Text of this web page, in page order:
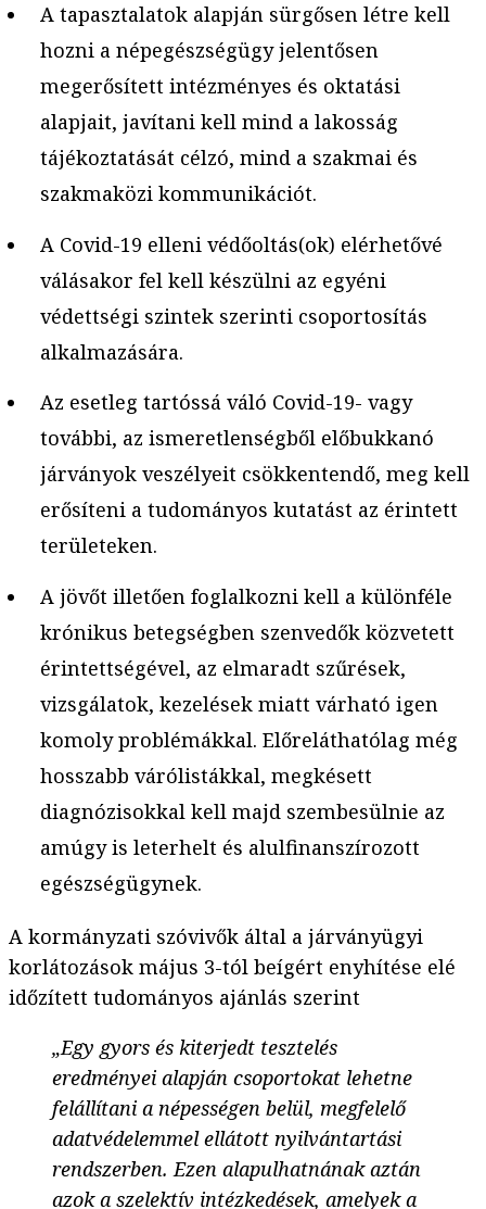
A tapasztalatok alapján sürgősen létre kell
hozni a népegészségügy jelentősen
megerősített intézményes és oktatási
alapjait, javítani kell mind a lakosság
tájékoztatását célzó, mind a szakmai és
szakmaközi kommunikációt.
A Covid-19 elleni védőoltás(ok) elérhetővé
válásakor fel kell készülni az egyéni
védettségi szintek szerinti csoportosítás
alkalmazására.
Az esetleg tartóssá váló Covid-19- vagy
további, az ismeretlenségből előbukkanó
járványok veszélyeit csökkentendő, meg kell
erősíteni a tudományos kutatást az érintett
területeken.
A jövőt illetően foglalkozni kell a különféle
krónikus betegségben szenvedők közvetett
érintettségével, az elmaradt szűrések,
vizsgálatok, kezelések miatt várható igen
komoly problémákkal. Előreláthatólag még
hosszabb várólistákkal, megkésett
diagnózisokkal kell majd szembesülnie az
amúgy is leterhelt és alulfinanszírozott
egészségügynek.
A kormányzati szóvivők által a járványügyi
korlátozások május 3-tól beígért enyhítése elé
időzített tudományos ajánlás szerint
„Egy gyors és kiterjedt tesztelés
eredményei alapján csoportokat lehetne
felállítani a népességen belül, megfelelő
adatvédelemmel ellátott nyilvántartási
rendszerben. Ezen alapulhatnának aztán
azok a szelektív intézkedések, amelyek a